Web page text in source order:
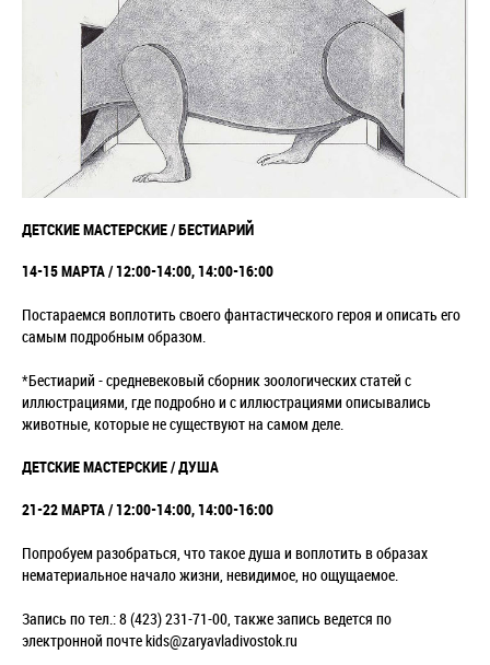
ДЕТСКИЕ МАСТЕРСКИЕ / БЕСТИАРИЙ
14-15 МАРТА / 12:00-14:00, 14:00-16:00
Постараемся воплотить своего фантастического героя и описать его
самым подробным образом.
*Бестиарий - средневековый сборник зоологических статей с
иллюстрациями, где подробно и с иллюстрациями описывались
животные, которые не существуют на самом деле.
ДЕТСКИЕ МАСТЕРСКИЕ / ДУША
21-22 МАРТА / 12:00-14:00, 14:00-16:00
Попробуем разобраться, что такое душа и воплотить в образах
нематериальное начало жизни, невидимое, но ощущаемое.
Запись по тел.: 8 (423) 231-71-00, также запись ведется по
электронной почте kids@zaryavladivostok.ru